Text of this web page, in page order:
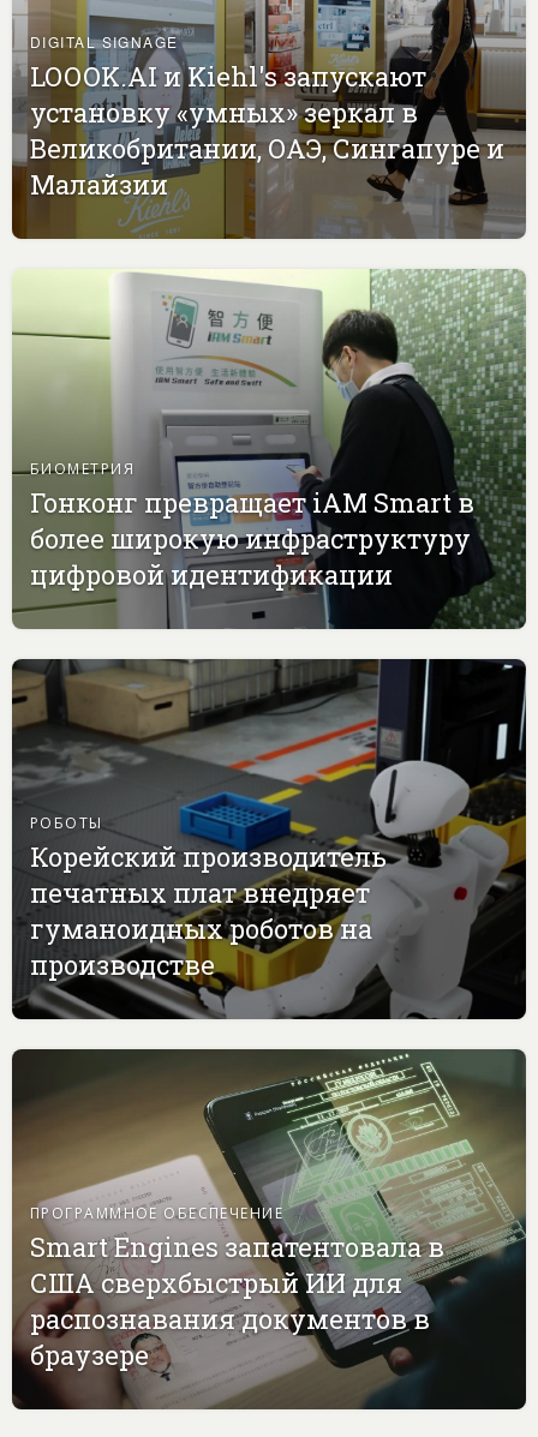
DIGITAL SIGNAGE
LOOOK.AI и Kiehl's запускают
установку «умных» зеркал в
Великобритании, ОАЭ, Сингапуре и
Малайзии
БИОМЕТРИЯ
Гонконг превращает iAM Smart в
более широкую инфраструктуру
цифровой идентификации
РОБОТЫ
Корейский производитель
печатных плат внедряет
гуманоидных роботов на
производстве
ПРОГРАММНОЕ ОБЕСПЕЧЕНИЕ
Smart Engines запатентовала в
США сверхбыстрый ИИ для
распознавания документов в
браузере